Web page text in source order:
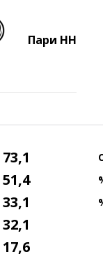
Пари НН
73,1
51,4
33,1
32,1
17,6